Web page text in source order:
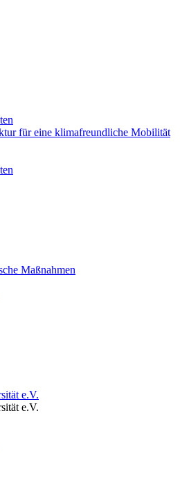
für eine klimafreundliche Mobilität
Maßnahmen
e.V.
e.V.